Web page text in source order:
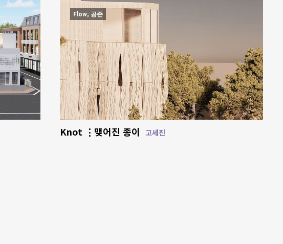
Flow; 공존
Knot ⋮맺어진 종이 고세진